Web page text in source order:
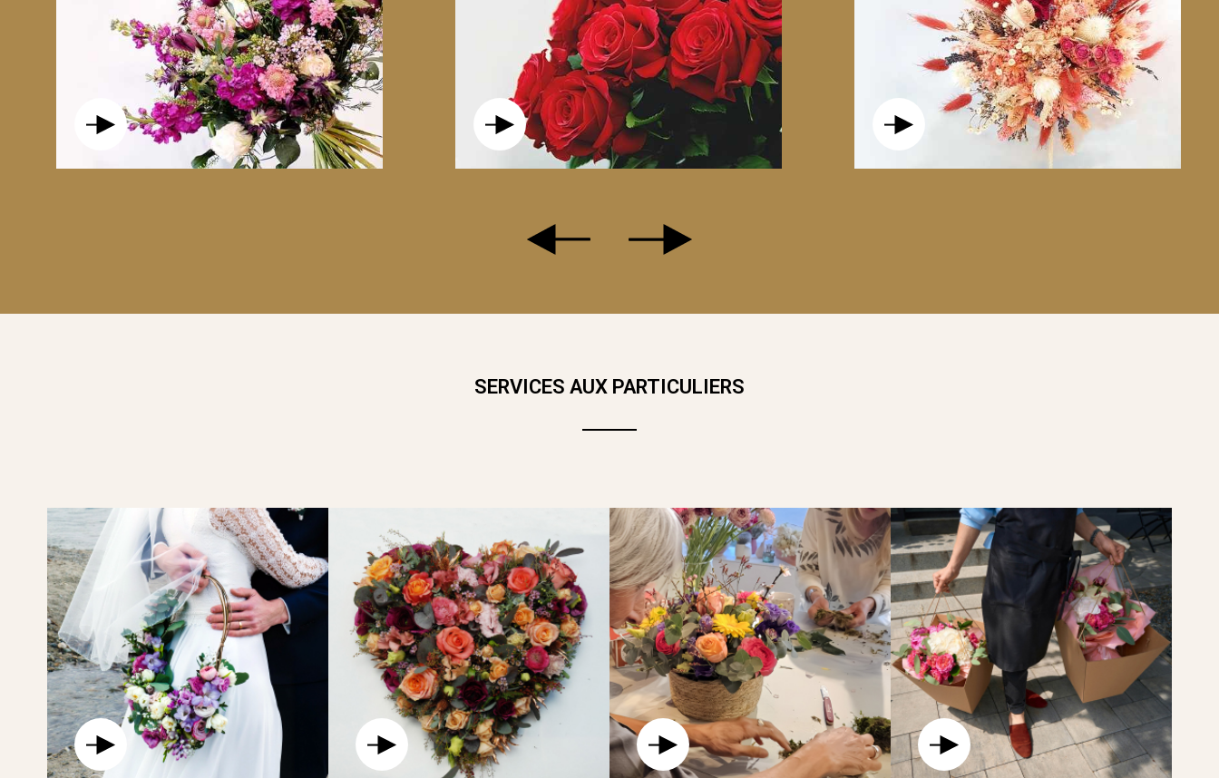
SERVICES AUX PARTICULIERS
L’ÉVEIL VÉGÉTALEST UNE BOUFFÉE DE FRAÎCHEUR, UN RETOUR À L’ESSENTIEL.
CE BOUQUET ÉVOQUE UN MATIN LUMINEUX, LA NATURE QUI S’ÉVEILLE DOUCEMENT, ET CES PETITS INSTANTS OÙ TOUT SEMBLE À SA
PLACE. À LA FOIS ÉLÉGANT ET NATUREL, L’ÉVEIL VÉGÉTAL EST IDÉAL POUR OFFRIR UNE ATTENTION SINCÈRE, CÉLÉBRER UN NOUVEAU
DÉPART OU SIMPLEMENT FAIRE ENTRER LA FRAÎCHEUR DU VÉGÉTAL DANS UN INTÉRIEUR.